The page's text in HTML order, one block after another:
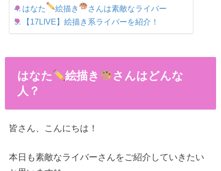
はなた
絵描き
さんは素敵なライバー
【17LIVE】絵描き系ライバーを紹介！
はなた 絵描き
さんはどんな
人？
皆さん、こんにちは！
本日も素敵なライバーさんをご紹介していきたい